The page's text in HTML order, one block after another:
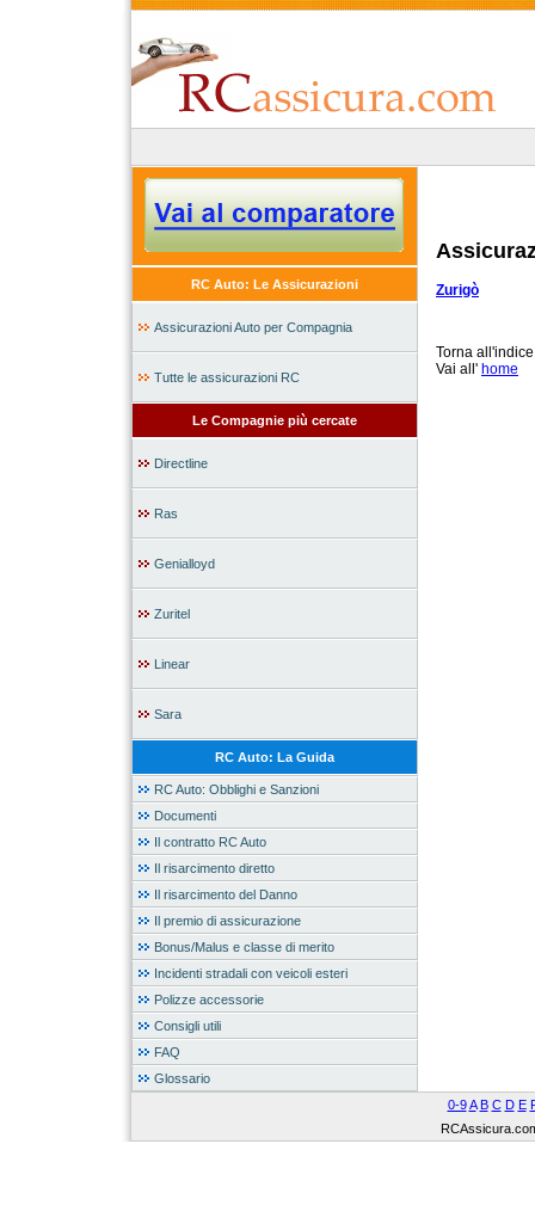
RC Auto: Le Assicurazioni
Assicurazioni Auto per Compagnia
Tutte le assicurazioni RC
Le Compagnie più cercate
Directline
Ras
Genialloyd
Zuritel
Linear
Sara
RC Auto: La Guida
RC Auto: Obblighi e Sanzioni
Documenti
Il contratto RC Auto
Il risarcimento diretto
Il risarcimento del Danno
Il premio di assicurazione
Bonus/Malus e classe di merito
Incidenti stradali con veicoli esteri
Polizze accessorie
Consigli utili
FAQ
Glossario
Zurigò
Torna
Vai all' home
0-9 A B C D E